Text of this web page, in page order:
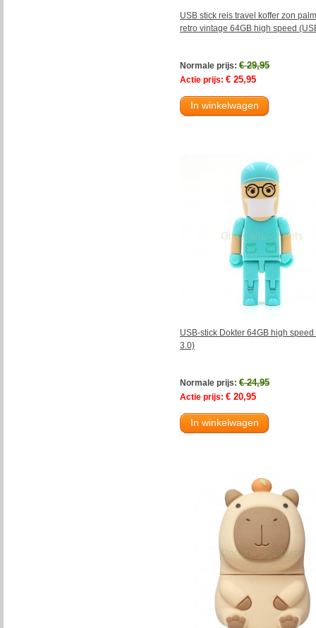
USB stick reis travel koffer zon
retro vintage 64GB high speed
Normale prijs: € 29,95
Actie prijs: € 25,95
In winkelwagen
USB-stick Dokter 64GB high speed
3.0)
Normale prijs: € 24,95
Actie prijs: € 20,95
In winkelwagen